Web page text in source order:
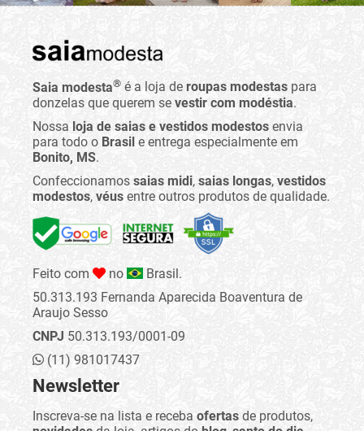
Saia modesta® é a loja de roupas modestas para
donzelas que querem se vestir com modéstia.
Nossa loja de saias e vestidos modestos envia
para todo o Brasil e entrega especialmente em
Bonito, MS.
Confeccionamos saias midi, saias longas, vestidos
modestos, véus entre outros produtos de qualidade.
Feito com no
Brasil.
50.313.193 Fernanda Aparecida Boaventura de
Araujo Sesso
CNPJ 50.313.193/0001-09
(11) 981017437
Newsletter
Inscreva-se na lista e receba ofertas de produtos,